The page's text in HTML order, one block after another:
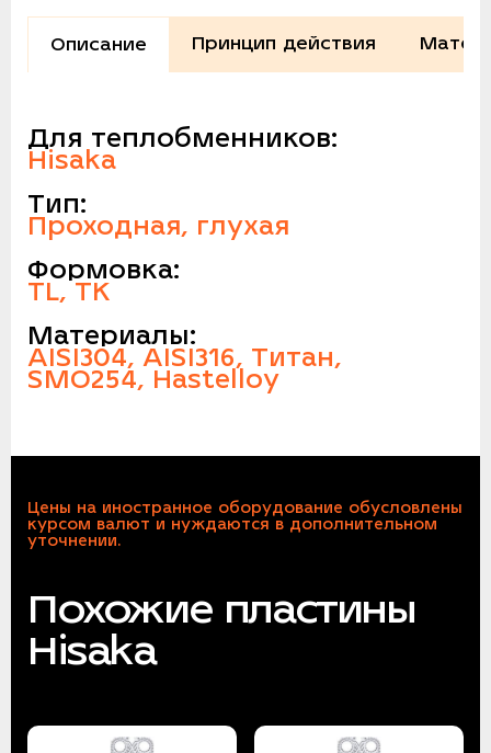
Описание Принцип действия
Для теплобменников:
Hisaka
Тип:
Проходная, глухая
Формовка:
TL, TK
Материалы:
AISI304, AISI316, Титан,
SMO254, Hastelloy
Цены на иностранное оборудование обусловлены
курсом валют и нуждаются в дополнительном
уточнении.
Похожие пластины
Hisaka